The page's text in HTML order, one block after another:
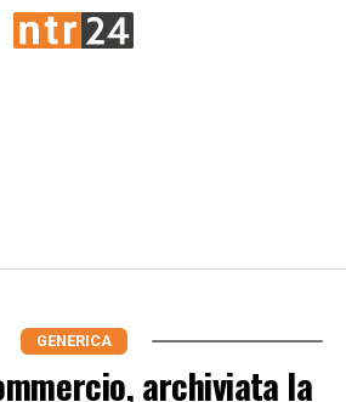
GENERICA
archiviata la